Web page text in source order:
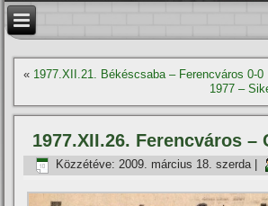
« 1977.XII.21. Békéscsaba – Ferencváros 0-0
1977 –
1977.XII.26. Ferencváros –
Közzétéve: 2009. március 18. szerda|